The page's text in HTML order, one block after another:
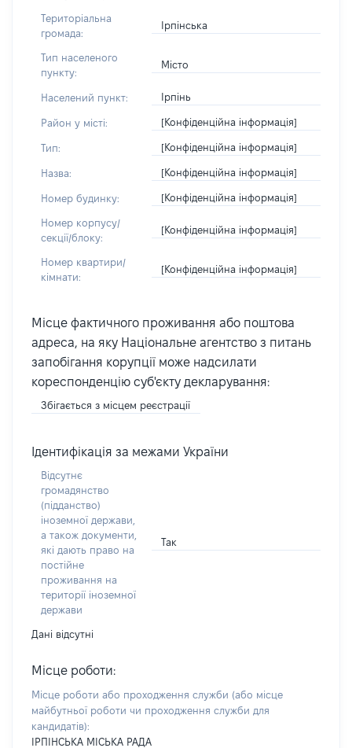
Територіальна
громада:
Ірпінська
Тип населеного
пункту:
Місто
Населений пункт: Ірпінь
Район у місті: [Конфіденційна інформація]
Тип: [Конфіденційна інформація]
Назва: [Конфіденційна інформація]
Номер будинку: [Конфіденційна інформація]
Номер корпусу/
секції/блоку:
[Конфіденційна інформація]
Номер квартири/
кімнати:
[Конфіденційна інформація]
Місце фактичного проживання або поштова
адреса, на яку Національне агентство з питань
запобігання корупції може надсилати
кореспонденцію суб'єкту декларування:
Збігається з місцем реєстрації
Ідентифікація за межами України
Відсутнє
громадянство
(підданство)
іноземної держави,
а також документи,
які дають право на
постійне
проживання на
території іноземної
держави
Так
Дані відсутні
Місце роботи:
Місце роботи або проходження служби (або місце
майбутньої роботи чи проходження служби для
кандидатів):
ІРПІНСЬКА МІСЬКА РАДА